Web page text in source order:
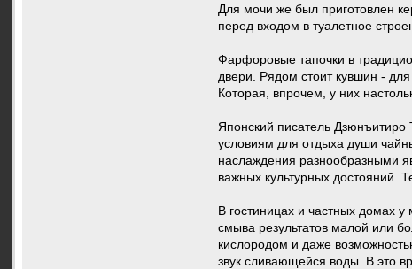
Для мочи же был приготовлен
перед входом в туалетное
Фарфоровые тапочки в
двери. Рядом стоит кувшин -
Которая, впрочем, у них
Японский писатель Дзюнъитиро
условиям для отдыха души
наслаждения разнообразными
важных культурных достояний.
В гостиницах и частных домах
смыва результатов малой или
кислородом и даже
звук сливающейся воды. В это